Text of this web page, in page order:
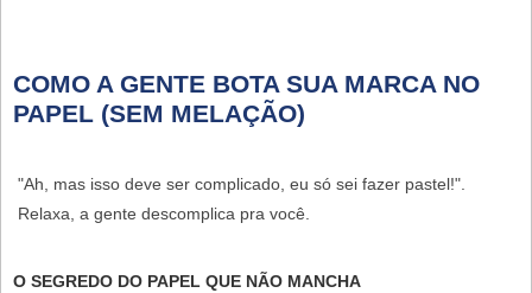
COMO A GENTE BOTA SUA MARCA NO
PAPEL (SEM MELAÇÃO)
"Ah, mas isso deve ser complicado, eu só sei fazer pastel!".
Relaxa, a gente descomplica pra você.
O SEGREDO DO PAPEL QUE NÃO MANCHA